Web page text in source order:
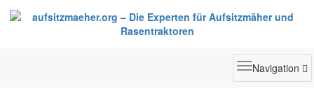
Toggle
Navigation